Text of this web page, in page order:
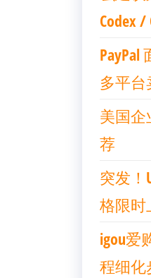
Codex /
PayPal
多平台
美国
荐
突发！
格限时
igou爱
程细化